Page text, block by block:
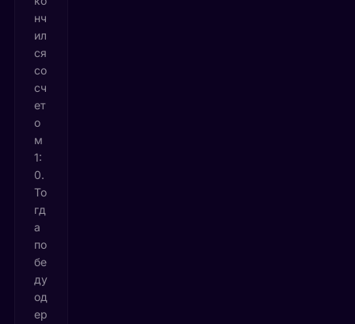
нч
ил
ся
со
сч
ет
о
м
1:
0.
То
гд
а
по
бе
ду
од
ер